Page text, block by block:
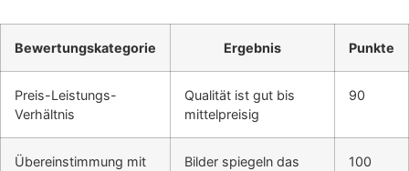
Bewertungskategorie Ergebnis Punkte
Preis-Leistungs-
Verhältnis
Qualität ist gut bis
mittelpreisig
90
Übereinstimmung mit
Bilder spiegeln das
100